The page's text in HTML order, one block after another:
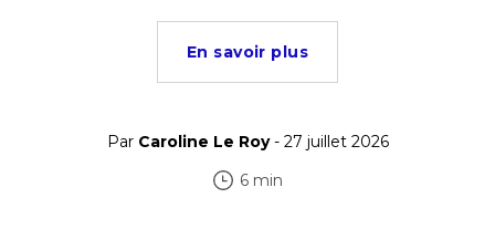
En savoir plus
Par Caroline Le Roy- 27 juillet 2026
6 min